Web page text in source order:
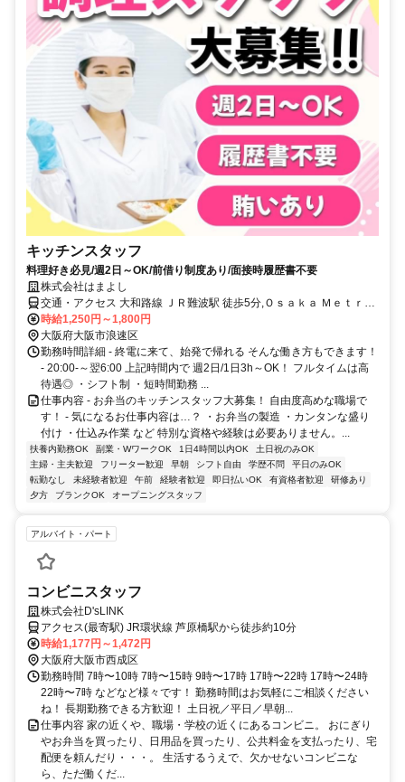
キッチンスタッフ
料理好き必見/週2日～OK/前借り制度あり/面接時履歴書不要
株式会社はまよし
交通・アクセス 大和路線 ＪＲ難波駅 徒歩5分,Ｏｓａｋａ Ｍｅｔｒｏ
千日前線 桜川駅 徒歩6分,阪神なんば線 大阪難波駅 徒歩8分
時給1,250円～1,800円
大阪府大阪市浪速区
勤務時間詳細 - 終電に来て、始発で帰れる そんな働き方もできます！
- 20:00-～翌6:00 上記時間内で 週2日/1日3h～OK！ フルタイムは高
待遇◎ ・シフト制 ・短時間勤務 ...
仕事内容 - お弁当のキッチンスタッフ大募集！ 自由度高めな職場で
す！ - 気になるお仕事内容は…？ ・お弁当の製造 ・カンタンな盛り
付け ・仕込み作業 など 特別な資格や経験は必要ありません。...
扶養内勤務OK 副業・WワークOK 1日4時間以内OK
土日祝のみOK
主婦・主夫歓迎
フリーター歓迎 早朝 シフト自由 学歴不問
平日のみOK
転勤なし
未経験者歓迎 午前 経験者歓迎 即日払いOK 有資格者歓迎
研修あり
夕方
ブランクOK オープニングスタッフ
アルバイト・パート
コンビニスタッフ
株式会社D'sLINK
アクセス(最寄駅) JR環状線 芦原橋駅から徒歩約10分
時給1,177円～1,472円
大阪府大阪市西成区
勤務時間 7時〜10時 7時〜15時 9時〜17時 17時〜22時 17時〜24時
22時〜7時 などなど様々です！ 勤務時間はお気軽にご相談ください
ね！ 長期勤務できる方歓迎！ 土日祝／平日／早朝...
仕事内容 家の近くや、職場・学校の近くにあるコンビニ。 おにぎり
やお弁当を買ったり、日用品を買ったり、公共料金を支払ったり、宅
配便を頼んだり・・・。 生活するうえで、欠かせないコンビニな
ら、ただ働くだ...